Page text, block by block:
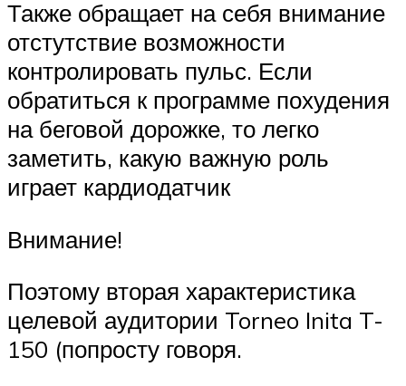
Также обращает на себя внимание
отстутствие возможности
контролировать пульс. Если
обратиться к программе похудения
на беговой дорожке, то легко
заметить, какую важную роль
играет кардиодатчик
Внимание!
Поэтому вторая характеристика
целевой аудитории Torneo Inita T-
150 (попросту говоря.